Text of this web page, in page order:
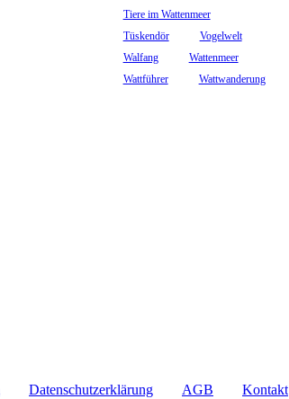
Tiere im Wattenmeer
Tüskendör
Vogelwelt
Walfang
Wattenmeer
Wattführer
Wattwanderung
Datenschutzerklärung AGB Kontakt